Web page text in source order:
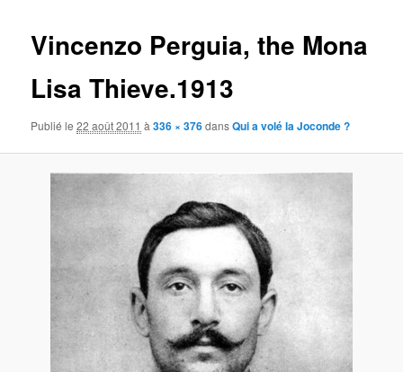
Vincenzo Perguia, the Mona
Lisa Thieve.1913
Publié le22 août 2011 à336 × 376dansQui a volé la Joconde ?